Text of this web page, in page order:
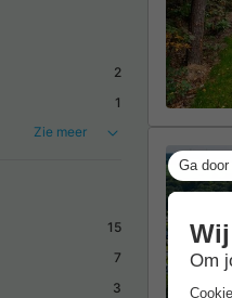
2
1
Zie meer
15
7
3